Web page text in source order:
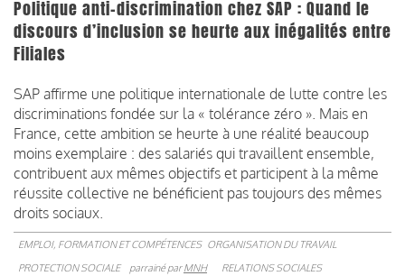
Politique anti-discrimination chez SAP : Quand le
discours d’inclusion se heurte aux inégalités entre
Filiales
SAP affirme une politique internationale de lutte contre les
discriminations fondée sur la « tolérance zéro ». Mais en
France, cette ambition se heurte à une réalité beaucoup
moins exemplaire : des salariés qui travaillent ensemble,
contribuent aux mêmes objectifs et participent à la même
réussite collective ne bénéficient pas toujours des mêmes
droits sociaux.
EMPLOI, FORMATION ET COMPÉTENCES ORGANISATION DU TRAVAIL
PROTECTION SOCIALE
parrainé parMNH RELATIONS SOCIALES